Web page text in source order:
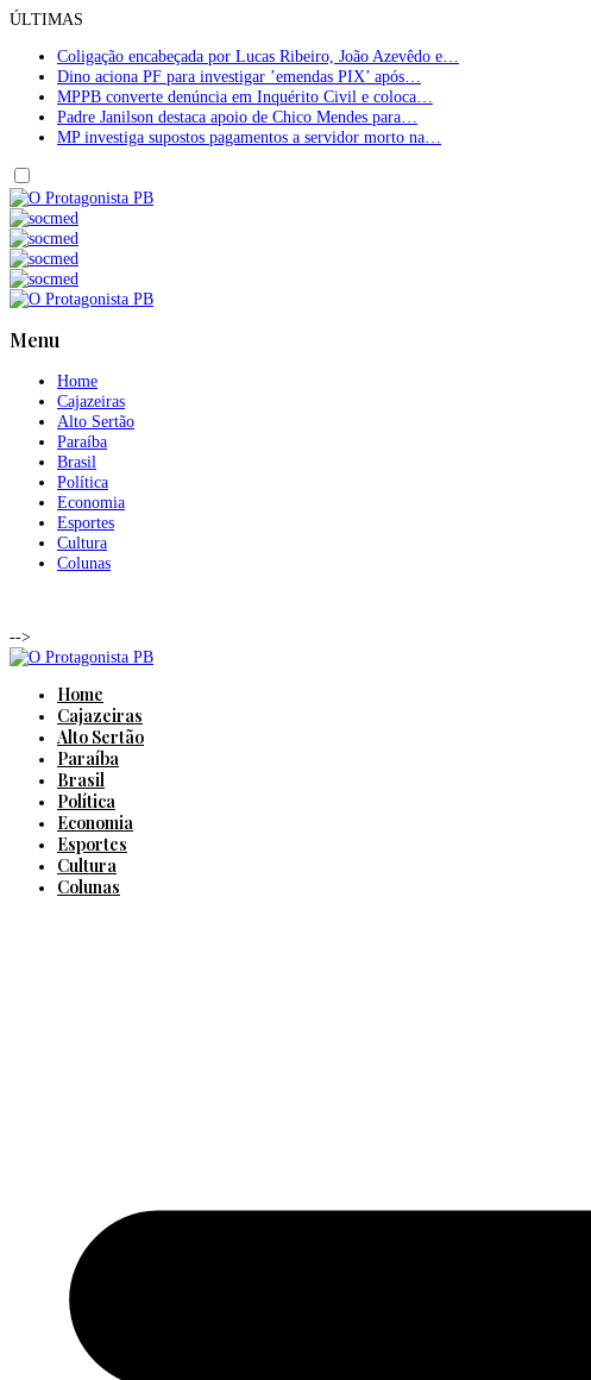
ÚLTIMAS
Coligação encabeçada por Lucas Ribeiro, João Azevêdo e…
Dino aciona PF para investigar ’emendas PIX’ após…
MPPB converte denúncia em Inquérito Civil e coloca…
Padre Janilson destaca apoio de Chico Mendes para…
MP investiga supostos pagamentos a servidor morto na…
Menu
Home
Cajazeiras
Alto Sertão
Paraíba
Brasil
Política
Economia
Esportes
Cultura
Colunas
-->
Home
Cajazeiras
Alto Sertão
Paraíba
Brasil
Política
Economia
Esportes
Cultura
Colunas